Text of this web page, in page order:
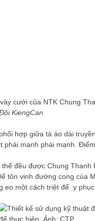
cưới của NTK Chung
KiengCan
hợp giữa tà áo dài
phái mạnh phái mạnh.
đều được Chung
tôn vinh đường cong của
eo một cách triệt để. y